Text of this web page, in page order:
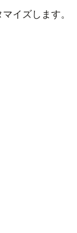
イズします。